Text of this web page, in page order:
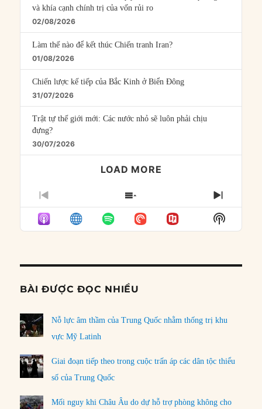
và khía cạnh chính trị của vốn rủi ro
02/08/2026
Làm thế nào để kết thúc Chiến tranh Iran?
01/08/2026
Chiến lược kế tiếp của Bắc Kinh ở Biển Đông
31/07/2026
Trật tự thế giới mới: Các nước nhỏ sẽ luôn phải chịu
đựng?
30/07/2026
LOAD MORE
PREVIOUS
EPISODE
SHOW
EPISODES
LIST
NEXT
Show
Podcast
BÀI ĐƯỢC ĐỌC NHIỀU
Nỗ lực âm thầm của Trung Quốc nhằm thống trị khu
vực Mỹ Latinh
Giai đoạn tiếp theo trong cuộc trấn áp các dân tộc thiểu
số của Trung Quốc
Mối nguy khi Châu Âu do dự hỗ trợ phòng không cho